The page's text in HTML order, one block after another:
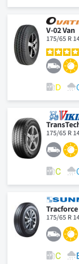
V-02 Van
175/65 R
175/65 R
175/65 R